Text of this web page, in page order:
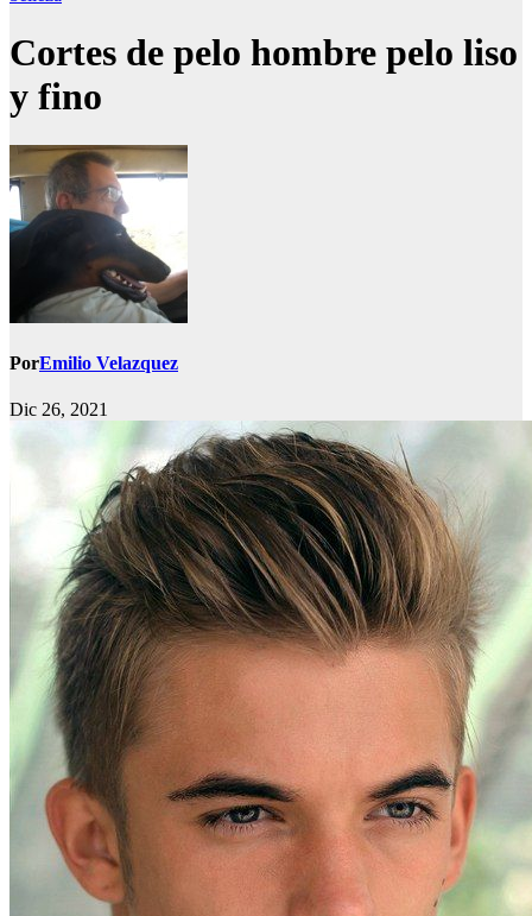
Cortes de pelo hombre pelo liso
y fino
PorEmilio Velazquez
Dic 26, 2021